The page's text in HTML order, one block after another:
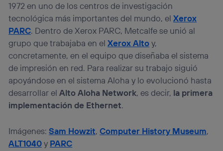
1972 en uno de los centros de investigación
tecnológica más importantes del mundo, elXerox
PARC. Dentro de Xerox PARC, Metcalfe se unió al
grupo que trabajaba en elXerox Altoy,
concretamente, en el equipo que diseñaba el sistema
de impresión en red. Para realizar su trabajo siguió
apoyándose en el sistema Aloha y lo evolucionó hasta
desarrollar elAlto Aloha Network, es decir, la primera
implementación de Ethernet.
Imágenes:Sam Howzit,Computer History Museum,
ALT1040y PARC